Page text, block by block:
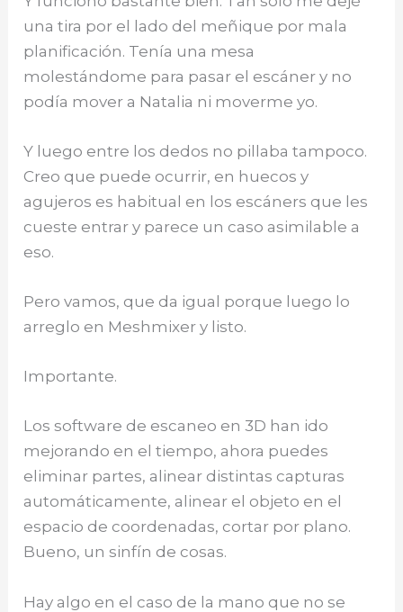
una tira por el lado del meñique por mala
planificación. Tenía una mesa
molestándome para pasar el escáner y no
podía mover a Natalia ni moverme yo.
Y luego entre los dedos no pillaba tampoco.
Creo que puede ocurrir, en huecos y
agujeros es habitual en los escáners que les
cueste entrar y parece un caso asimilable a
eso.
Pero vamos, que da igual porque luego lo
arreglo en Meshmixer y listo.
Importante.
Los software de escaneo en 3D han ido
mejorando en el tiempo, ahora puedes
eliminar partes, alinear distintas capturas
automáticamente, alinear el objeto en el
espacio de coordenadas, cortar por plano.
Bueno, un sinfín de cosas.
Hay algo en el caso de la mano que no se